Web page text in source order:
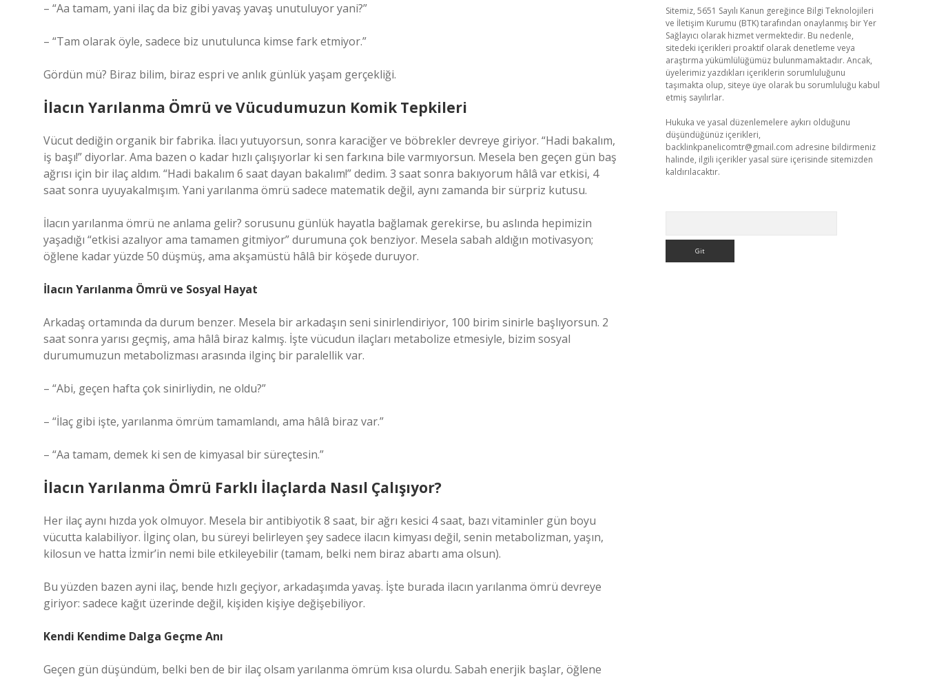
– “Aa tamam, yani ilaç da biz gibi yavaş yavaş unutuluyor yani?”
– “Tam olarak öyle, sadece biz unutulunca kimse fark etmiyor.”
Gördün mü? Biraz bilim, biraz espri ve anlık günlük yaşam gerçekliği.
İlacın Yarılanma Ömrü ve Vücudumuzun Komik Tepkileri
Vücut dediğin organik bir fabrika. İlacı yutuyorsun, sonra karaciğer ve böbrekler devreye giriyor. “Hadi bakalım,
iş başı!” diyorlar. Ama bazen o kadar hızlı çalışıyorlar ki sen farkına bile varmıyorsun. Mesela ben geçen gün baş
ağrısı için bir ilaç aldım. “Hadi bakalım 6 saat dayan bakalım!” dedim. 3 saat sonra bakıyorum hâlâ var etkisi, 4
saat sonra uyuyakalmışım. Yani yarılanma ömrü sadece matematik değil, aynı zamanda bir sürpriz kutusu.
İlacın yarılanma ömrü ne anlama gelir? sorusunu günlük hayatla bağlamak gerekirse, bu aslında hepimizin
yaşadığı “etkisi azalıyor ama tamamen gitmiyor” durumuna çok benziyor. Mesela sabah aldığın motivasyon;
öğlene kadar yüzde 50 düşmüş, ama akşamüstü hâlâ bir köşede duruyor.
İlacın Yarılanma Ömrü ve Sosyal Hayat
Arkadaş ortamında da durum benzer. Mesela bir arkadaşın seni sinirlendiriyor, 100 birim sinirle başlıyorsun. 2
saat sonra yarısı geçmiş, ama hâlâ biraz kalmış. İşte vücudun ilaçları metabolize etmesiyle, bizim sosyal
durumumuzun metabolizması arasında ilginç bir paralellik var.
– “Abi, geçen hafta çok sinirliydin, ne oldu?”
– “İlaç gibi işte, yarılanma ömrüm tamamlandı, ama hâlâ biraz var.”
– “Aa tamam, demek ki sen de kimyasal bir süreçtesin.”
İlacın Yarılanma Ömrü Farklı İlaçlarda Nasıl Çalışıyor?
Her ilaç aynı hızda yok olmuyor. Mesela bir antibiyotik 8 saat, bir ağrı kesici 4 saat, bazı vitaminler gün boyu
vücutta kalabiliyor. İlginç olan, bu süreyi belirleyen şey sadece ilacın kimyası değil, senin metabolizman, yaşın,
kilosun ve hatta İzmir’in nemi bile etkileyebilir (tamam, belki nem biraz abartı ama olsun).
Bu yüzden bazen ayni ilaç, bende hızlı geçiyor, arkadaşımda yavaş. İşte burada ilacın yarılanma ömrü devreye
giriyor: sadece kağıt üzerinde değil, kişiden kişiye değişebiliyor.
Kendi Kendime Dalga Geçme Anı
Geçen gün düşündüm, belki ben de bir ilaç olsam yarılanma ömrüm kısa olurdu. Sabah enerjik başlar, öğlene
Sitemiz, 5651 Sayılı Kanun gereğince Bilgi Teknolojileri
ve İletişim Kurumu (BTK) tarafından onaylanmış bir Yer
Sağlayıcı olarak hizmet vermektedir. Bu nedenle,
sitedeki içerikleri proaktif olarak denetleme veya
araştırma yükümlülüğümüz bulunmamaktadır. Ancak,
üyelerimiz yazdıkları içeriklerin sorumluluğunu
taşımakta olup, siteye üye olarak bu sorumluluğu kabul
etmiş sayılırlar.
Hukuka ve yasal düzenlemelere aykırı olduğunu
düşündüğünüz içerikleri,
backlinkpanelicomtr@gmail.com adresine bildirmeniz
halinde, ilgili içerikler yasal süre içerisinde sitemizden
kaldırılacaktır.